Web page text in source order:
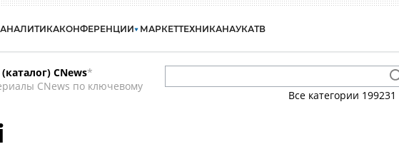
АНАЛИТИКАКОНФЕРЕНЦИИ МАРКЕТТЕХНИКАНАУКАТВ
CNews*
CNews по ключевому
Все категории 199231